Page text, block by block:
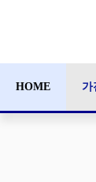
HOME 가